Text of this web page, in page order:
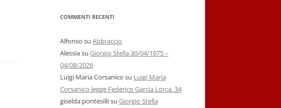
COMMENTI RECENTI
Alfonso su Abbraccio
Alessiasu Giorgio Stella 30/04/1975 –
04/08/2026
Luigi Maria Corsanico su Luigi Maria
Corsanico legge Federico Garcìa Lorca. 34
giselda pontesillisu Giorgio Stella